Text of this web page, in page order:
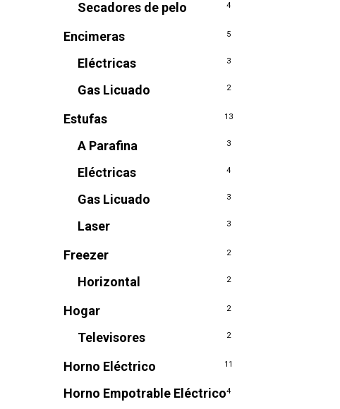
Secadores de pelo 4
Encimeras 5
Eléctricas 3
Gas Licuado 2
Estufas 13
A Parafina 3
Eléctricas 4
Gas Licuado 3
Laser 3
Freezer 2
Horizontal 2
Hogar 2
Televisores 2
Horno Eléctrico 11
Horno Empotrable Eléctrico4